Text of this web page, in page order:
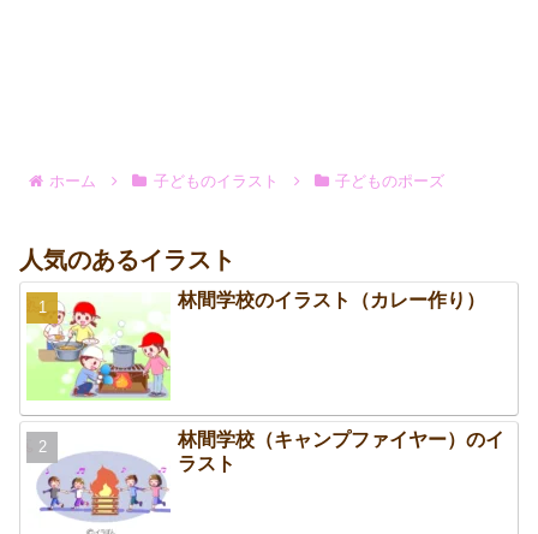
ホーム 子どものイラスト 子どものポーズ
人気のあるイラスト
林間学校のイラスト（カレー作り）
林間学校（キャンプファイヤー）のイ
ラスト